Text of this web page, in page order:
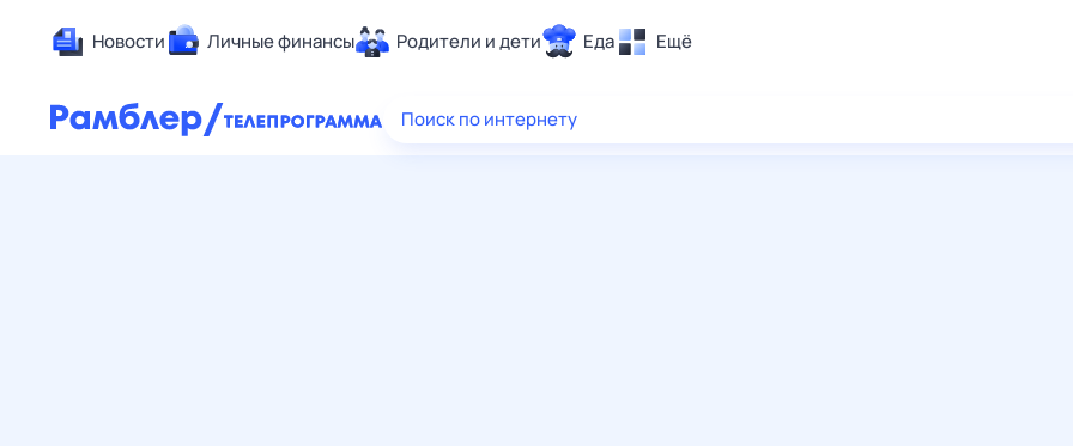
Новости Личные финансы Родители и дети Еда Ещё
Здоровье
Поиск по интернету